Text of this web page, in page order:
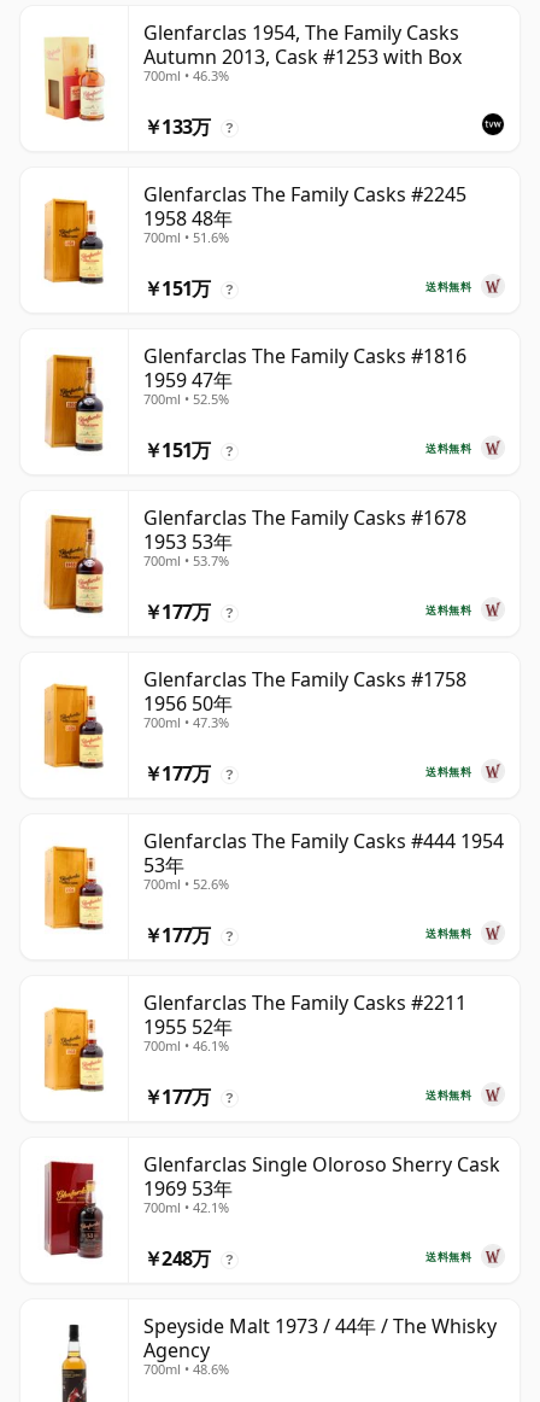
Glenfarclas 1954, The Family Casks
Autumn 2013, Cask #1253 with Box
700ml • 46.3%
￥133万 ?
Glenfarclas The Family Casks #2245
1958 48年
700ml • 51.6%
送料無料
￥151万 ?
Glenfarclas The Family Casks #1816
1959 47年
700ml • 52.5%
送料無料
￥151万 ?
Glenfarclas The Family Casks #1678
1953 53年
700ml • 53.7%
送料無料
￥177万 ?
Glenfarclas The Family Casks #1758
1956 50年
700ml • 47.3%
送料無料
￥177万 ?
Glenfarclas The Family Casks #444 1954
53年
700ml • 52.6%
送料無料
￥177万 ?
Glenfarclas The Family Casks #2211
1955 52年
700ml • 46.1%
送料無料
￥177万 ?
Glenfarclas Single Oloroso Sherry Cask
1969 53年
700ml • 42.1%
送料無料
￥248万 ?
Speyside Malt 1973 / 44年 / The Whisky
Agency
700ml • 48.6%